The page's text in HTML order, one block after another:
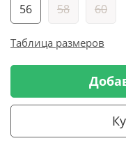
56 58 60
Таблица размеров